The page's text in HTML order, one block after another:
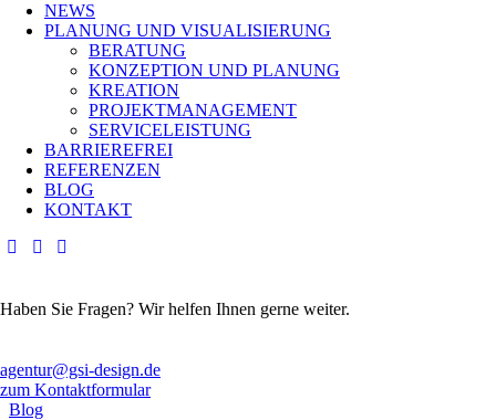
NEWS
PLANUNG UND VISUALI­SIE­RUNG
BERATUNG
KONZEPTION UND PLANUNG
KREATION
PROJEKTMANAGEMENT
SERVICELEISTUNG
BARRIEREFREI
REFERENZEN
BLOG
KONTAKT
Haben Sie Fragen? Wir helfen Ihnen gerne weiter.
agentur@gsi-design.de
zum Kontaktformular
Blog